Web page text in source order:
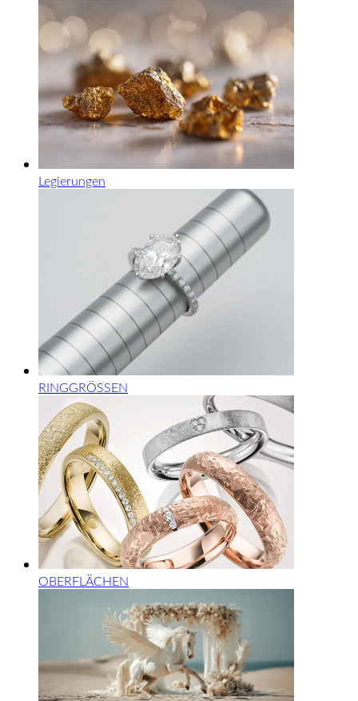
Legierungen
RINGGRÖSSEN
OBERFLÄCHEN